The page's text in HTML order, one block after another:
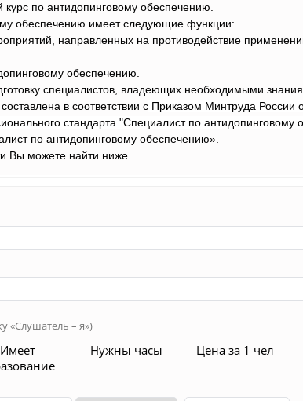
по антидопинговому обеспечению.
обеспечению имеет следующие функции:
направленных на противодействие
обеспечению.
специалистов, владеющих необходимыми
в соответствии с Приказом Минтруда России
стандарта "Специалист по антидопинговому
по антидопинговому обеспечению».
Вы можете найти ниже.
«Слушатель – я»)
Имеет
Нужны часы Цена за 1 чел